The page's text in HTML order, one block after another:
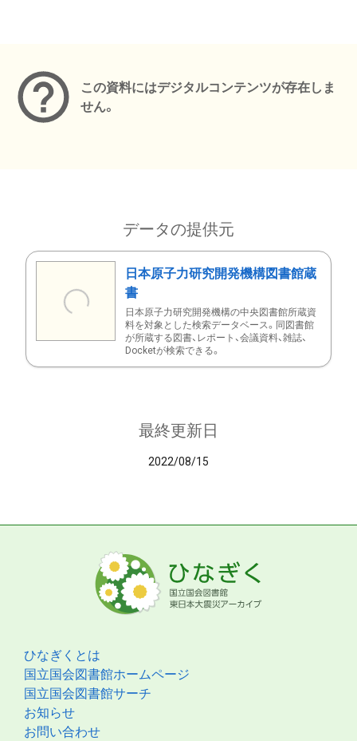
この資料にはデジタルコンテンツが存在しま
せん。
データの提供元
日本原子力研究開発機構図書館蔵
書
日本原子力研究開発機構の中央図書館所蔵資
料を対象とした検索データベース。同図書館
が所蔵する図書、レポート、会議資料、雑誌、
Docketが検索できる。
最終更新日
2022/08/15
ひなぎくとは
国立国会図書館ホームページ
国立国会図書館サーチ
お知らせ
お問い合わせ